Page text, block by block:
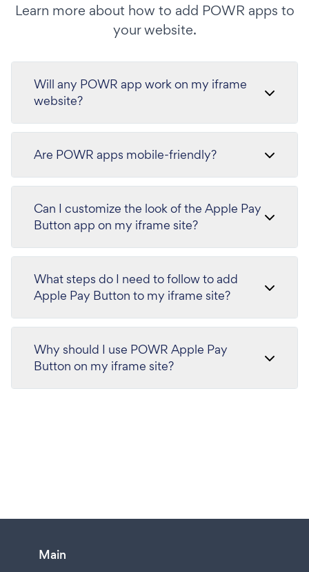
Learn more about how to add POWR apps to
your website.
Will any POWR app work on my iframe
website?
Are POWR apps mobile-friendly?
Can I customize the look of the Apple Pay
Button app on my iframe site?
What steps do I need to follow to add
Apple Pay Button to my iframe site?
Why should I use POWR Apple Pay
Button on my iframe site?
Main